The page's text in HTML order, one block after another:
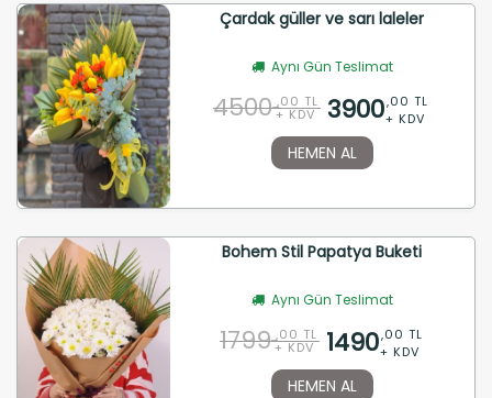
Çardak güller ve sarı laleler
Aynı Gün Teslimat
4500 ,00 TL
+ KDV 3900,00 TL
+ KDV
HEMEN AL
Bohem Stil Papatya Buketi
Aynı Gün Teslimat
1799 ,00 TL
+ KDV 1490,00 TL
+ KDV
HEMEN AL